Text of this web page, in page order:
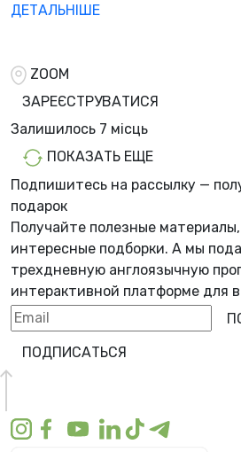
ДЕТАЛЬНІШЕ
ZOOM
ЗАРЕЄСТРУВАТИСЯ
Залишилось 7 місць
ПОКАЗАТЬ ЕЩЕ
Подпишитесь на рассылку —
подарок
Получайте полезные
интересные подборки. А мы
трехдневную англоязычную
интерактивной платформе для
ПОДПИСАТЬСЯ